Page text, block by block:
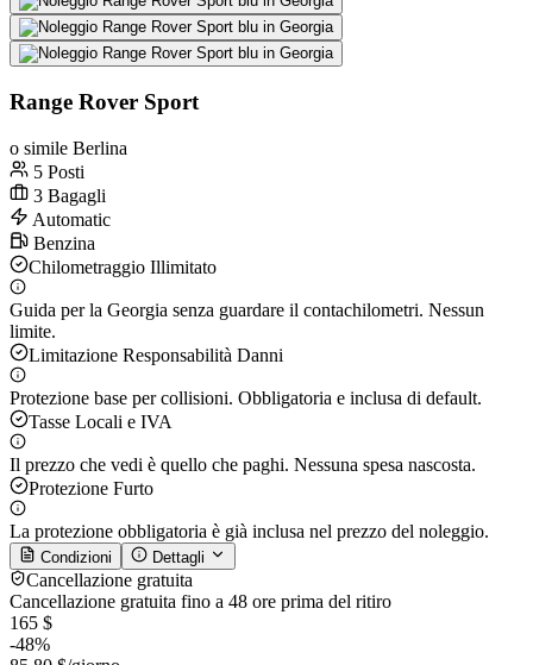
Range Rover Sport
o simile Berlina
5 Posti
3 Bagagli
Automatic
Benzina
Chilometraggio Illimitato
Guida per la Georgia senza guardare il contachilometri. Nessun
limite.
Limitazione Responsabilità Danni
Protezione base per collisioni. Obbligatoria e inclusa di default.
Tasse Locali e IVA
Il prezzo che vedi è quello che paghi. Nessuna spesa nascosta.
Protezione Furto
La protezione obbligatoria è già inclusa nel prezzo del noleggio.
Condizioni Dettagli
Cancellazione gratuita
Cancellazione gratuita fino a 48 ore prima del ritiro
165 $
-48%